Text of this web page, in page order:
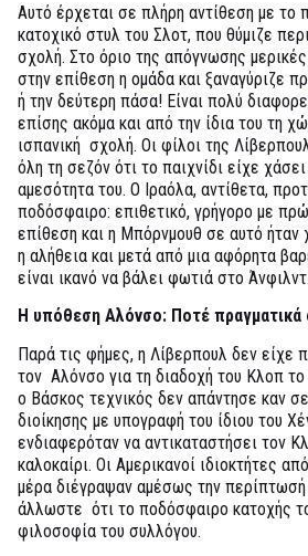
Αυτό έρχεται σε πλήρη αντίθεση με το
κατοχικό στυλ του Σλοτ, που θύμιζε
σχολή. Στο όριο της απόγνωσης
στην επίθεση η ομάδα και ξαναγύριζε
ή την δεύτερη πάσα! Είναι πολύ
επίσης ακόμα και από την ίδια του τη
ισπανική σχολή. Οι φίλοι της
όλη τη σεζόν ότι το παιχνίδι είχε
αμεσότητα του. Ο Ιραόλα, αντίθετα,
ποδόσφαιρο: επιθετικό, γρήγορο με
επίθεση και η Μπόρνμουθ σε αυτό ήταν
η αλήθεια και μετά από μια αφόρητα
είναι ικανό να βάλει φωτιά στο Άνφιλντ.
Η υπόθεση Αλόνσο: Ποτέ πραγματικά
Παρά τις φήμες, η Λίβερπουλ δεν είχε
τον Αλόνσο για τη διαδοχή του Κλοπ
ο Βάσκος τεχνικός δεν απάντησε καν
διοίκησης με υπογραφή του ίδιου του
ενδιαφερόταν να αντικαταστήσει τον
καλοκαίρι. Οι Αμερικανοί ιδιοκτήτες
μέρα διέγραψαν αμέσως την
άλλωστε ότι το ποδόσφαιρο κατοχής
φιλοσοφία του συλλόγου.